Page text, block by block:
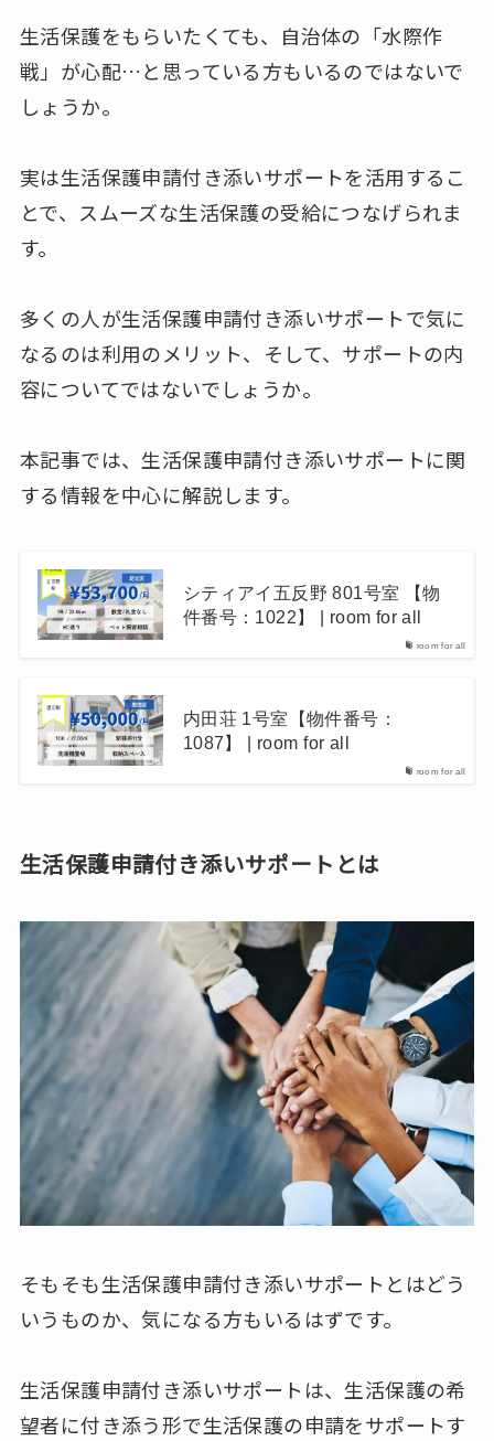
生活保護をもらいたくても、自治体の「水際作
戦」が心配…と思っている方もいるのではないで
しょうか。
実は生活保護申請付き添いサポートを活用するこ
とで、スムーズな生活保護の受給につなげられま
す。
多くの人が生活保護申請付き添いサポートで気に
なるのは利用のメリット、そして、サポートの内
容についてではないでしょうか。
本記事では、生活保護申請付き添いサポートに関
する情報を中心に解説します。
room for all
シティアイ五反野 801号室 【物
件番号：1022】 | room for all
room for all
内田荘 1号室【物件番号：
1087】 | room for all
生活保護申請付き添いサポートとは
そもそも生活保護申請付き添いサポートとはどう
いうものか、気になる方もいるはずです。
生活保護申請付き添いサポートは、生活保護の希
望者に付き添う形で生活保護の申請をサポートす